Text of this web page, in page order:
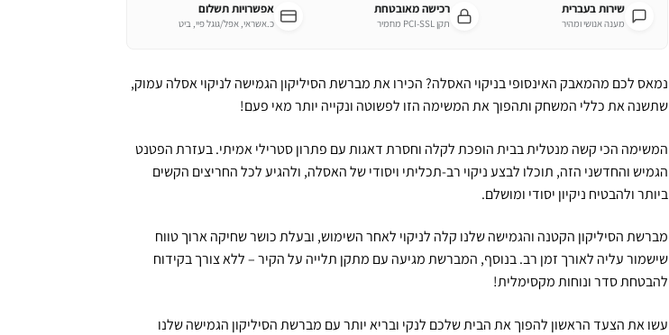
שירות בעברית
מענה אנושי ומהיר
רכישה מאובטחת
תקן PCI-SSL מחמיר
אפשרויות תשלום
כ.אשראי, אפל/גוגל פיי, ביט
נמאס לכם מהמאבק האינסופי בניקוי האסלה? הכירו את מברשת הסיליקון הגמישה לניקוי אסלה עמוק,
שתשנה את כללי המשחק ותהפוך את המשימה הזו לפשוטה ונקייה יותר מאי פעם!
המשימה הכי קשה מנטלית בבית הופכת לקלה וחסרת דאגות עם פתרון סטרילי אמיתי. בעזרת הפטנט
הגמיש והחדשני הזה, תוכלו לבצע ניקוי רב-תכליתי ויסודי של האסלה, ולהגיע לכל החריצים הקשים
ביותר ולהבטיח ניקיון יסודי ומושלם.
מברשת הסיליקון הקטנה והגמישה שלנו קלה לניקוי לאחר השימוש, ובעלת כושר שחיקה ארוך טווח
שישמור עליה לאורך זמן רב. בנוסף, המברשת מגיעה עם מתקן תלייה על הקיר – ללא צורך בקידוח
להבטחת סדר ונוחות מקסימלית!
עשו את הצעד הראשון להפוך את הבית שלכם לנקי ובריא יותר עם מברשת הסיליקון הגמישה שלנו